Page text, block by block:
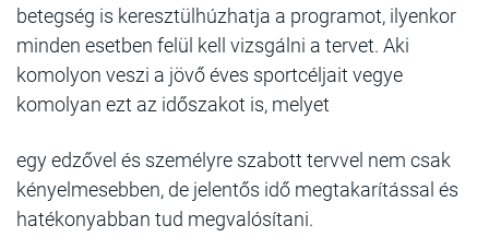
betegség is keresztülhúzhatja a programot, ilyenkor
minden esetben felül kell vizsgálni a tervet. Aki
komolyon veszi a jövő éves sportcéljait vegye
komolyan ezt az időszakot is, melyet
egy edzővel és személyre szabott tervvel nem csak
kényelmesebben, de jelentős idő megtakarítással és
hatékonyabban tud megvalósítani.